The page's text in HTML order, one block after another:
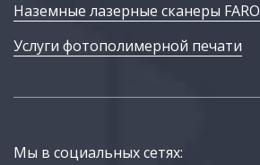
Наземные лазерные сканеры FARO
Услуги фотополимерной печати
Мы в социальных сетях: